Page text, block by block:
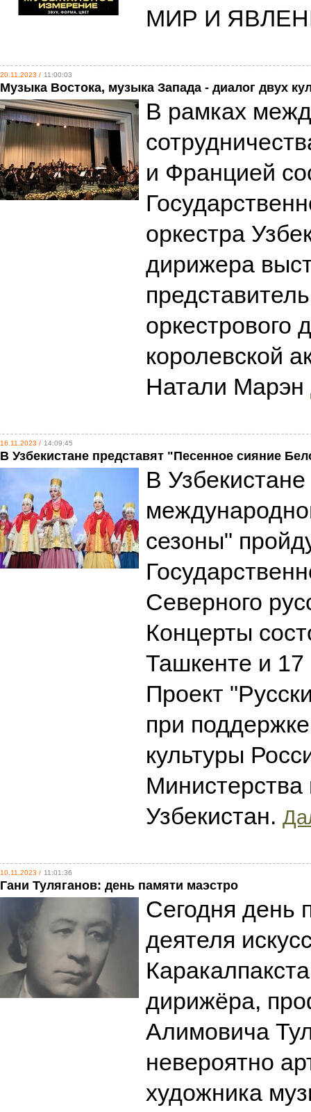
МИР И
20.11.2023 / 11:00:03
Музыка Востока, музыка Запада - диалог двух
В рамках
и Францией
оркестра
дирижера
оркестрового
королевской
Натали Марэн
16.11.2023 / 14:09:45
В Узбекистане представят "Песенное сияние
В
сезоны"
Северного
Концерты
Ташкенте и
Проект
при
культуры
Министерства
Узбекистан.
10.11.2023 / 11:01:36
Гани Туляганов: день памяти маэстро
Сегодня день
деятеля
дирижёра,
Алимовича
невероятно
художника